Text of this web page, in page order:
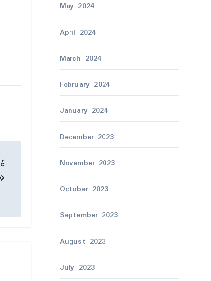
May 2024
April 2024
March 2024
February 2024
January 2024
December 2023
November 2023
October 2023
September 2023
August 2023
July 2023